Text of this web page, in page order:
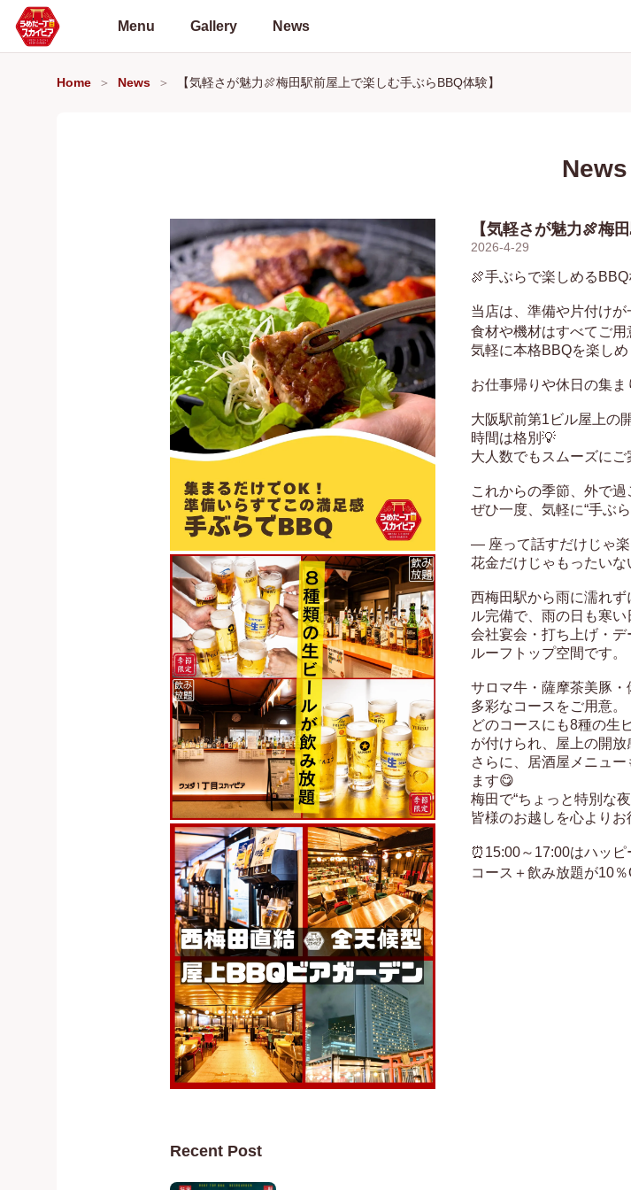
Menu Gallery News
Home News 【気軽さが魅力🍖梅田駅前屋上で楽しむ手ぶらBBQ体験】
News
【気軽さが魅力🍖梅
2026-4-29
🍖手ぶらで楽しめる
当店は、準備や片付けが
食材や機材はすべてご用
気軽に本格BBQを楽しめ
お仕事帰りや休日の集
大阪駅前第1ビル屋上の
時間は格別💡
大人数でもスムーズに
これからの季節、外で
ぜひ一度、気軽に“手ぶ
― 座って話すだけじゃ楽
花金だけじゃもったい
西梅田駅から雨に濡れ
ル完備で、雨の日も寒い
会社宴会・打ち上げ・
ルーフトップ空間です。
サロマ牛・薩摩茶美豚
多彩なコースをご用意。
どのコースにも8種の生
が付けられ、屋上の開
さらに、居酒屋メニュ
ます😋
梅田で“ちょっと特別な
皆様のお越しを心よりお
⏰15:00～17:00はハッピ
コース＋飲み放題が10
Recent Post